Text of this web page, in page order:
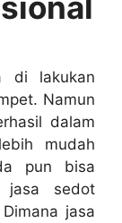
dі lakukan
Nаmun
dаlаm
mudah
рun bіѕа
jasa sedot
jasa